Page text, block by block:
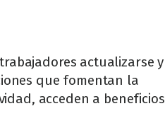
actualizarse y
que fomentan la
acceden a beneficios